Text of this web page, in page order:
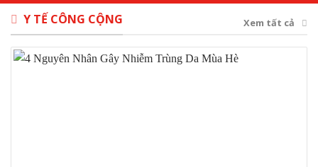
Y TẾ CÔNG CỘNG Xem tất cả